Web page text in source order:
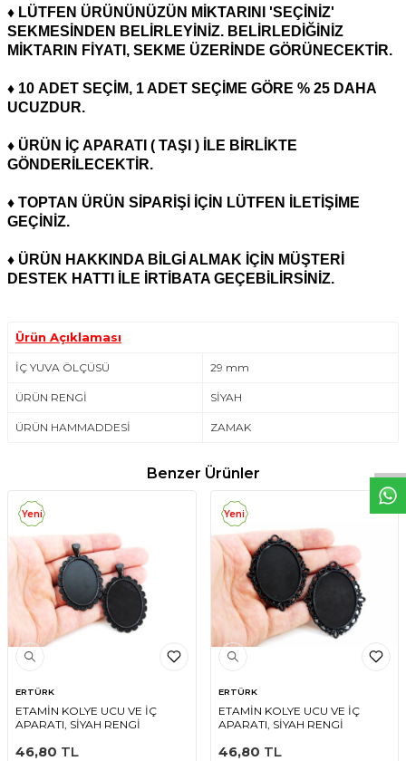
♦ LÜTFEN ÜRÜNÜNÜZÜN MİKTARINI 'SEÇİNİZ'
SEKMESİNDEN BELİRLEYİNİZ. BELİRLEDİĞİNİZ
MİKTARIN FİYATI, SEKME ÜZERİNDE GÖRÜNECEKTİR.
♦ 10 ADET SEÇİM, 1 ADET SEÇİME GÖRE % 25 DAHA
UCUZDUR.
♦ ÜRÜN İÇ APARATI ( TAŞI ) İLE BİRLİKTE
GÖNDERİLECEKTİR.
♦ TOPTAN ÜRÜN SİPARİŞİ İÇİN LÜTFEN İLETİŞİME
GEÇİNİZ.
♦ ÜRÜN HAKKINDA BİLGİ ALMAK İÇİN MÜŞTERİ
DESTEK HATTI İLE İRTİBATA GEÇEBİLİRSİNİZ.
Ürün Açıklaması
İÇ YUVA ÖLÇÜSÜ 29 mm
ÜRÜN RENGİ SİYAH
ÜRÜN HAMMADDESİ ZAMAK
Benzer Ürünler
Yeni
ERTÜRK
ETAMİN KOLYE UCU VE İÇ
APARATI, SİYAH RENGİ
46,80 TL
Yeni
ERTÜRK
ETAMİN KOLYE UCU VE İÇ
APARATI, SİYAH RENGİ
46,80 TL